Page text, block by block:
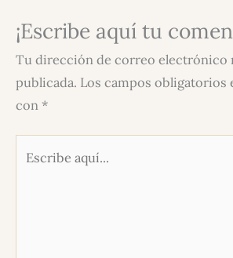
¡Escribe aquí tu
Tu dirección de correo electrónico
publicada. Los campos obligatorios
con *
aquí...